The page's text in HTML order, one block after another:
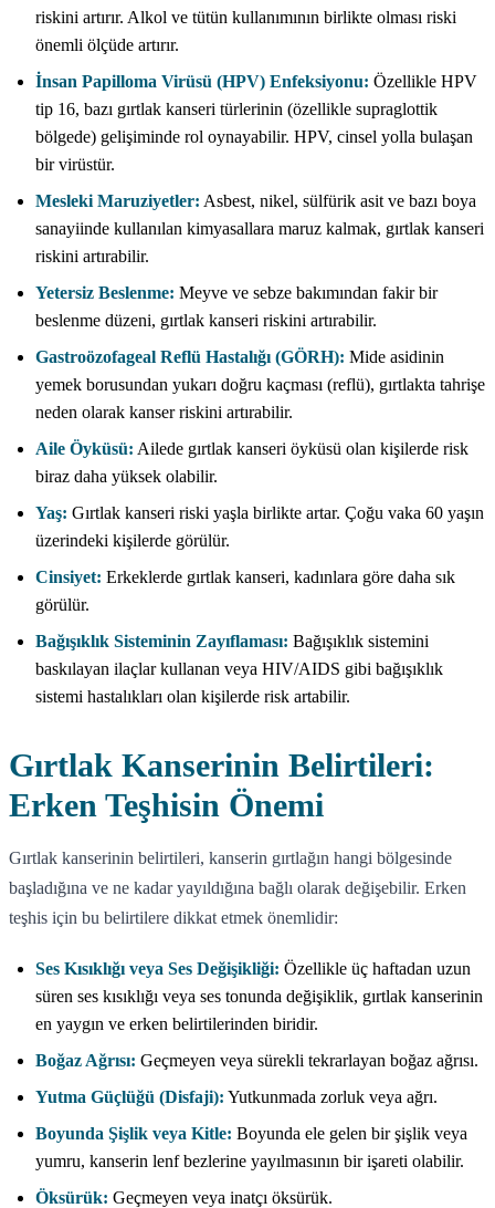
riskini artırır. Alkol ve tütün kullanımının birlikte olması riski
önemli ölçüde artırır.
İnsan Papilloma Virüsü (HPV) Enfeksiyonu: Özellikle HPV
tip 16, bazı gırtlak kanseri türlerinin (özellikle supraglottik
bölgede) gelişiminde rol oynayabilir. HPV, cinsel yolla bulaşan
bir virüstür.
Mesleki Maruziyetler: Asbest, nikel, sülfürik asit ve bazı boya
sanayiinde kullanılan kimyasallara maruz kalmak, gırtlak kanseri
riskini artırabilir.
Yetersiz Beslenme: Meyve ve sebze bakımından fakir bir
beslenme düzeni, gırtlak kanseri riskini artırabilir.
Gastroözofageal Reflü Hastalığı (GÖRH): Mide asidinin
yemek borusundan yukarı doğru kaçması (reflü), gırtlakta tahrişe
neden olarak kanser riskini artırabilir.
Aile Öyküsü: Ailede gırtlak kanseri öyküsü olan kişilerde risk
biraz daha yüksek olabilir.
Yaş: Gırtlak kanseri riski yaşla birlikte artar. Çoğu vaka 60 yaşın
üzerindeki kişilerde görülür.
Cinsiyet: Erkeklerde gırtlak kanseri, kadınlara göre daha sık
görülür.
Bağışıklık Sisteminin Zayıflaması: Bağışıklık sistemini
baskılayan ilaçlar kullanan veya HIV/AIDS gibi bağışıklık
sistemi hastalıkları olan kişilerde risk artabilir.
Gırtlak Kanserinin Belirtileri:
Erken Teşhisin Önemi
Gırtlak kanserinin belirtileri, kanserin gırtlağın hangi bölgesinde
başladığına ve ne kadar yayıldığına bağlı olarak değişebilir. Erken
teşhis için bu belirtilere dikkat etmek önemlidir:
Ses Kısıklığı veya Ses Değişikliği: Özellikle üç haftadan uzun
süren ses kısıklığı veya ses tonunda değişiklik, gırtlak kanserinin
en yaygın ve erken belirtilerinden biridir.
Boğaz Ağrısı: Geçmeyen veya sürekli tekrarlayan boğaz ağrısı.
Yutma Güçlüğü (Disfaji): Yutkunmada zorluk veya ağrı.
Boyunda Şişlik veya Kitle: Boyunda ele gelen bir şişlik veya
yumru, kanserin lenf bezlerine yayılmasının bir işareti olabilir.
Öksürük: Geçmeyen veya inatçı öksürük.